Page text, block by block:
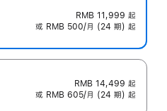
RMB 11,999 起
或 RMB 500/月 (24 期) 起
RMB 14,499 起
或 RMB 605/月 (24 期) 起